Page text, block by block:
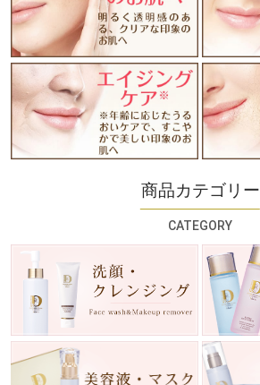
商品カテゴリー
CATEGORY